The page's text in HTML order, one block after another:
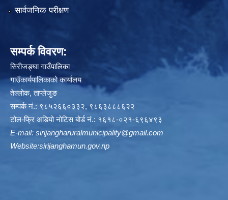
सार्वजनिक परीक्षण
सम्पर्क विवरण:
सिरीजङ्घा गाउँपालिका
गाउँकार्यपालिकाको कार्यालय
तेल्लोक, ताप्लेजुङ
सम्पर्क नं.: ९८५२६६०३३२, ९८६३८८८६२२
टोल-फ्रि अडियो नोटिस बोर्ड नं.: १६१८-०२१-६९६४९३
E-mail: sirijangharuralmunicipality@gmail.com
Website:sirijanghamun.gov.np